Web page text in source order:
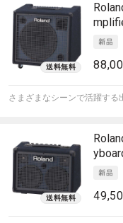
さまざまなシーンで活躍する